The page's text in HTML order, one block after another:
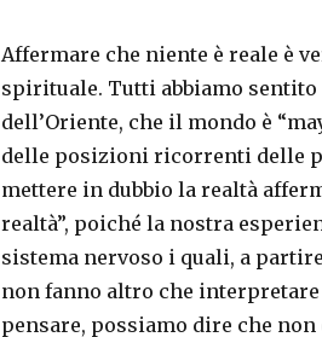
Affermare che niente è reale è
spirituale. Tutti abbiamo
dell’Oriente, che il mondo è
delle posizioni ricorrenti delle
mettere in dubbio la realtà
realtà”, poiché la nostra
sistema nervoso i quali, a
non fanno altro che interpretare
pensare, possiamo dire che